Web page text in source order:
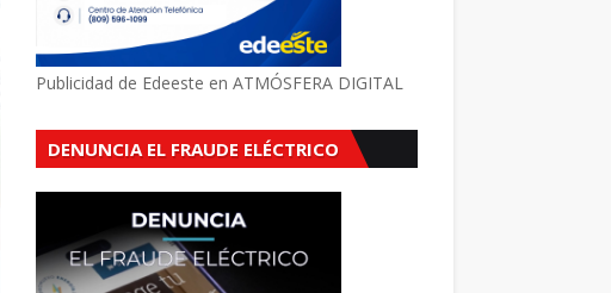
Publicidad de Edeeste en ATMÓSFERA DIGITAL
DENUNCIA EL FRAUDE ELÉCTRICO